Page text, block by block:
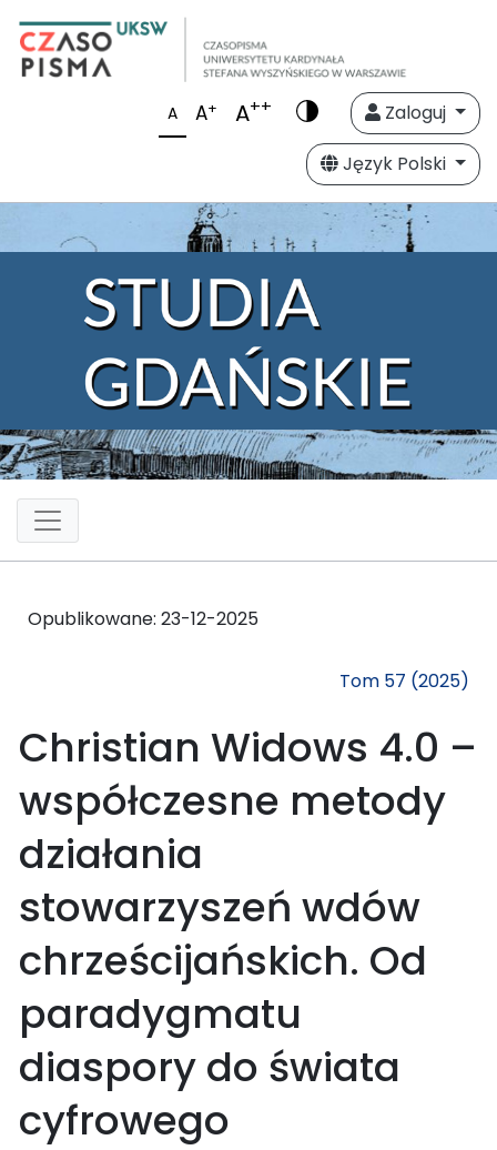
A A+ A++
Zaloguj
Język Polski
Opublikowane: 23-12-2025
Tom 57 (2025)
Christian Widows 4.0 –
współczesne metody
działania
stowarzyszeń wdów
chrześcijańskich. Od
paradygmatu
diaspory do świata
cyfrowego